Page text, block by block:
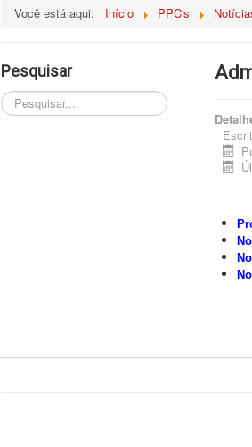
Você está aqui: Início PPC's
Pesquisar
Pesquisar...